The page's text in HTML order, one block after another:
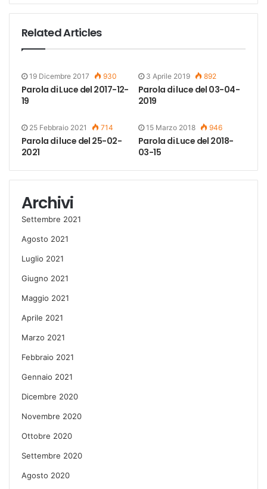
Related Articles
19 Dicembre 2017 930
Parola di Luce del 2017-12-
19
3 Aprile 2019 892
Parola di luce del 03-04-
2019
25 Febbraio 2021 714
Parola di luce del 25-02-
2021
15 Marzo 2018 946
Parola di Luce del 2018-
03-15
Archivi
Settembre 2021
Agosto 2021
Luglio 2021
Giugno 2021
Maggio 2021
Aprile 2021
Marzo 2021
Febbraio 2021
Gennaio 2021
Dicembre 2020
Novembre 2020
Ottobre 2020
Settembre 2020
Agosto 2020